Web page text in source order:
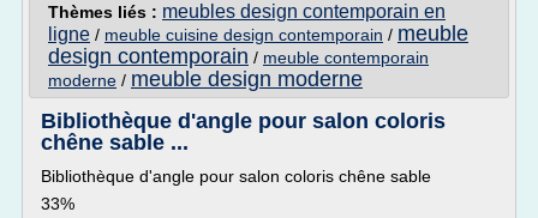
Thèmes liés : meubles design contemporain en
ligne / meuble cuisine design contemporain / meuble
design contemporain / meuble contemporain
moderne / meuble design moderne
Bibliothèque d'angle pour salon coloris
chêne sable ...
Bibliothèque d'angle pour salon coloris chêne sable
33%